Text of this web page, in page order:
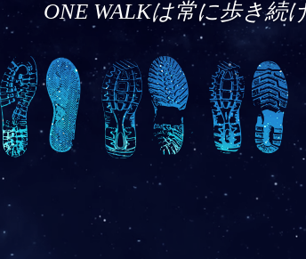
ONE WALKは常に歩き続